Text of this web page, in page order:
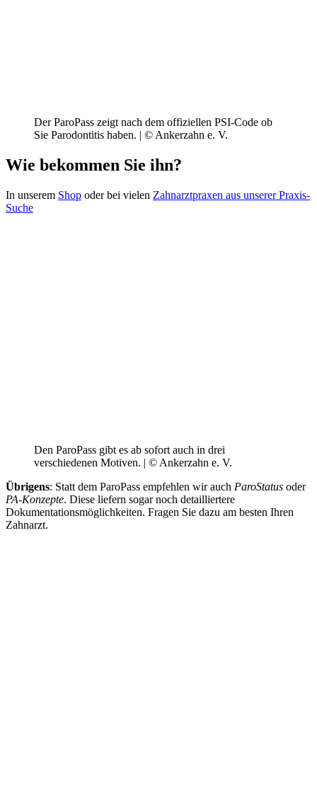
Der ParoPass zeigt nach dem offiziellen PSI-Code ob
Sie Parodontitis haben. | © Ankerzahn e. V.
Wie bekommen Sie ihn?
In unserem Shop oder bei vielen Zahnarztpraxen aus unserer Praxis-
Suche
Den ParoPass gibt es ab sofort auch in drei
verschiedenen Motiven. | © Ankerzahn e. V.
Übrigens: Statt dem ParoPass empfehlen wir auch ParoStatus oder
PA-Konzepte. Diese liefern sogar noch detailliertere
Dokumentationsmöglichkeiten. Fragen Sie dazu am besten Ihren
Zahnarzt.